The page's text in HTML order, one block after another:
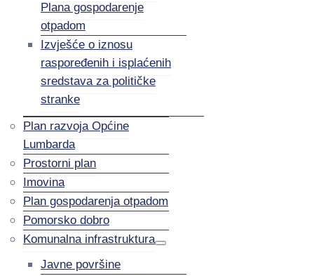
Plana gospodarenje
otpadom
Izvješće o iznosu
raspoređenih i isplaćenih
sredstava za političke
stranke
Plan razvoja Općine
Lumbarda
Prostorni plan
Imovina
Plan gospodarenja otpadom
Pomorsko dobro
Komunalna infrastruktura
Javne površine